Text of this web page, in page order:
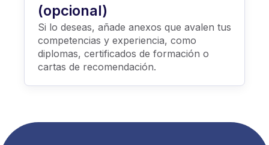
(opcional)
Si lo deseas, añade anexos que avalen tus
competencias y experiencia, como
diplomas, certificados de formación o
cartas de recomendación.